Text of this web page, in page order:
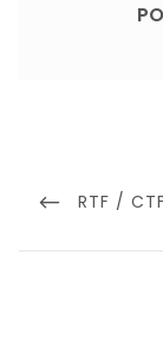
PREVIOUS
RTF /